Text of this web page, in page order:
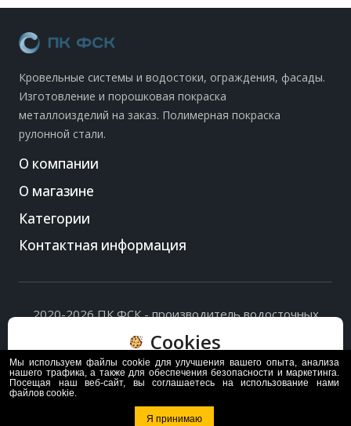
Кровельные системы и водостоки, ограждения, фасады.
Изготовление и порошковая покраска
металлоизделий на заказ. Полимерная покраска
рулонной стали.
О компании
О магазине
Категории
Контактная информация
2020-2026 ПК ФСК - производитель водосточных
Политика обработки персональных данных
на их обработку.
Cookies
Пользуясь сайтом, вы соглашаетесь с политикой
обработки и хранения данных Cookie
Согласен
Мы используем файлы cookie для улучшения вашего опыта, анализа
нашего трафика, а также для обеспечения безопасности и маркетинга.
Посещая наш веб-сайт, вы соглашаетесь на использование нами
файлов cookie.
Я принимаю